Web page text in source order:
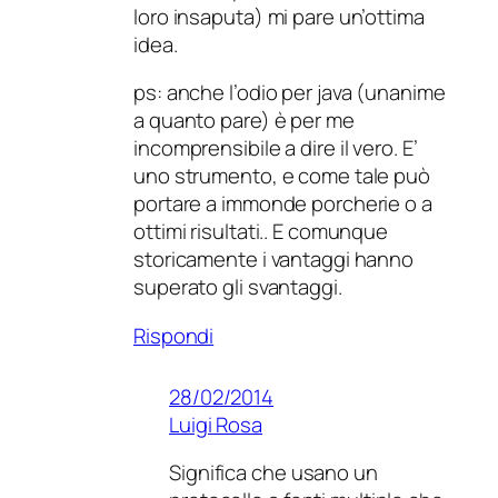
loro insaputa) mi pare un’ottima
idea.
ps: anche l’odio per java (unanime
a quanto pare) è per me
incomprensibile a dire il vero. E’
uno strumento, e come tale può
portare a immonde porcherie o a
ottimi risultati.. E comunque
storicamente i vantaggi hanno
superato gli svantaggi.
Rispondi
28/02/2014
Luigi Rosa
Significa che usano un